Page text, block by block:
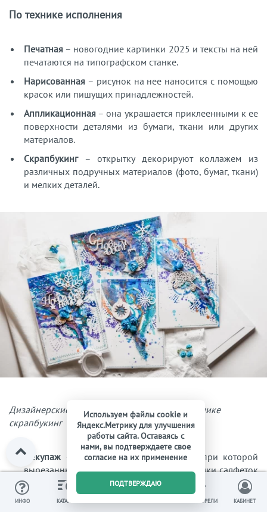
По технике исполнения
Печатная – новогодние картинки 2025 и тексты на ней
печатаются на типографском станке.
Нарисованная – рисунок на нее наносится с помощью
красок или пишущих принадлежностей.
Аппликационная – она украшается приклеенными к ее
поверхности деталями из бумаги, ткани или других
материалов.
Скрапбукинг– открытку декорируют коллажем из
различных подручных материалов (фото, бумаг, ткани)
и мелких деталей.
Дизайнерские открытки с Новым годом в технике
скрапбукинг
Декупаж
– разновидность аппликации, при которой
вырезанные бумажные рисунки или кусочки салфеток
приклеивают на поверхность открытки и покрывают
лаком.
ИНФО КАТАЛОГ
0
ВЫ СМОТРЕЛИ КАБИНЕТ
Используем файлы cookie и
Яндекс.Метрику для улучшения
работы сайта. Оставаясь с
нами, вы подтверждаете свое
согласие на их применение
ПОДТВЕРЖДАЮ